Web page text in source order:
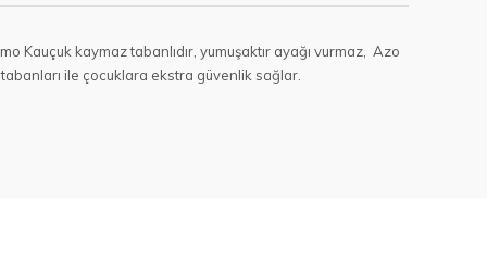
Kauçuk kaymaz tabanlıdır, yumuşaktır ayağı vurmaz, Azo
ile çocuklara ekstra güvenlik sağlar.